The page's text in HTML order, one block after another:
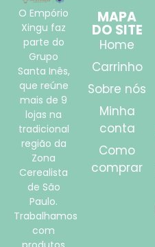
O Empório
Xingu faz
parte do
Grupo
Santa Inês,
que reúne
mais de 9
lojas na
tradicional
região da
Zona
Cerealista
de São
Paulo.
Trabalhamos
com
MAPA
DO SITE
Home
Carrinho
Sobre nós
Minha
conta
Como
comprar